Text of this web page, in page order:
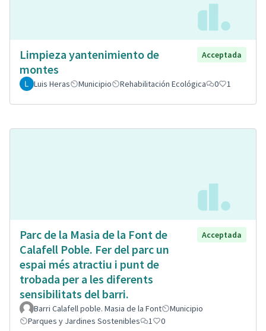
Limpieza yantenimiento de
montes
Acceptada
Luis Heras Municipio Rehabilitación Ecológica 0 1
Parc de la Masia de la Font de
Calafell Poble. Fer del parc un
espai més atractiu i punt de
trobada per a les diferents
sensibilitats del barri.
Acceptada
Barri Calafell poble. Masia de la Font
Municipio
Parques y Jardines Sostenibles
1 0